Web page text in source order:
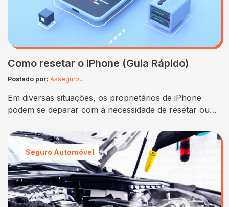
Como resetar o iPhone (Guia Rápido)
Postado por: Assegurou
Em diversas situações, os proprietários de iPhone
podem se deparar com a necessidade de resetar ou
problemas de software, limpar dados pessoais antes
de vender o aparelho ou simplesmente começar do
zero, conhecer os passos sobre “como resetar o
iPhone” é essencial. Resetar o iPhone pode parecer
uma tarefa…
Seguro Automóvel